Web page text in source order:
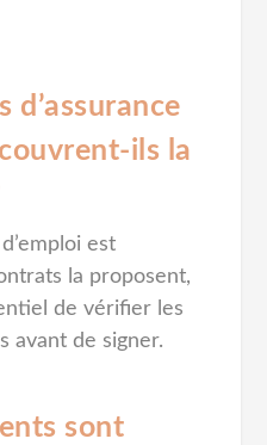
d’assurance
ils la
est
la proposent,
de vérifier les
avant de signer.
sont